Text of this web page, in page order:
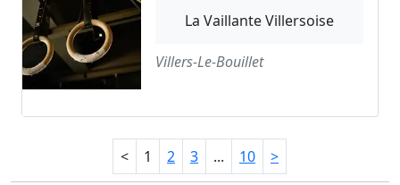
La Vaillante Villersoise
Villers-Le-Bouillet
< 1 2 3 ... 10 >